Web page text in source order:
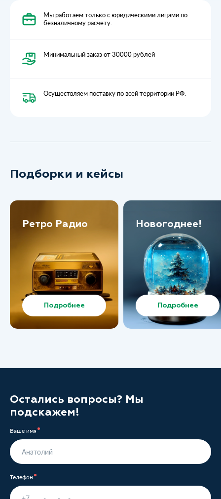
Мы работаем только с юридическими лицами по
безналичному расчету.
Минимальный заказ от 30000 рублей
Осуществляем поставку по всей территории РФ.
Подборки и кейсы
Ретро Радио
Подробнее
Новогоднее!
Подробнее
Остались вопросы? Мы
подскажем!
Ваше имя
Телефон